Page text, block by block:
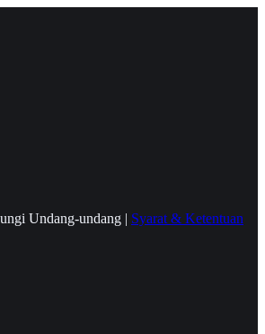
Undang-undang | Syarat & Ketentuan